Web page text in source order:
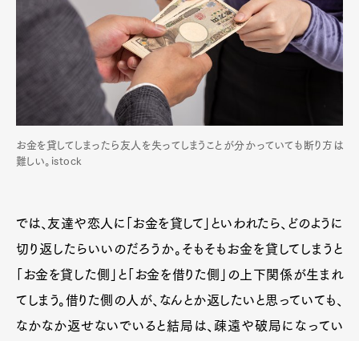
お金を貸してしまったら友人を失ってしまうことが分かっていても断り方は
難しい。istock
では、友達や恋人に「お金を貸して」といわれたら、どのように
切り返したらいいのだろうか。そもそもお金を貸してしまうと
「お金を貸した側」と「お金を借りた側」の上下関係が生まれ
てしまう。借りた側の人が、なんとか返したいと思っていても、
なかなか返せないでいると結局は、疎遠や破局になってい